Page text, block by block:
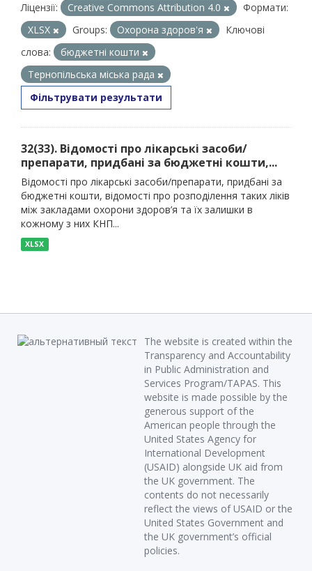
Ліцензії: Creative Commons Attribution 4.0
Формати:
XLSX
Groups: Охорона здоров'я
Ключові
слова:
бюджетні кошти
Тернопільська міська рада
Фільтрувати результати
32(33). Відомості про лікарські засоби/
препарати, придбані за бюджетні кошти,...
Відомості про лікарські засоби/препарати, придбані за
бюджетні кошти, відомості про розподілення таких ліків
між закладами охорони здоров’я та їх залишки в
кожному з них КНП...
XLSX
The website is created within the
Transparency and Accountability
in Public Administration and
Services Program/TAPAS. This
website is made possible by the
generous support of the
American people through the
United States Agency for
International Development
(USAID) alongside UK aid from
the UK government. The
contents do not necessarily
reflect the views of USAID or the
United States Government and
the UK government’s official
policies.